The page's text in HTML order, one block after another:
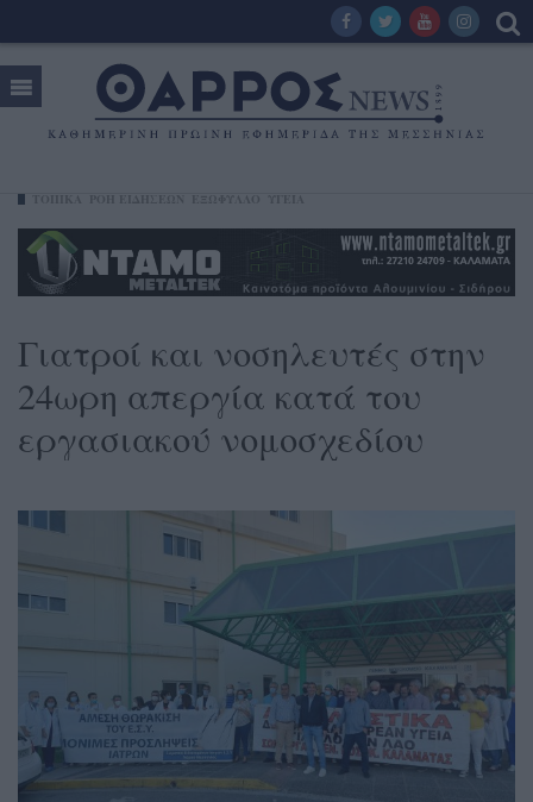
Γιατροί και νοσηλευτές στην
24ωρη απεργία κατά του
εργασιακού νομοσχεδίου